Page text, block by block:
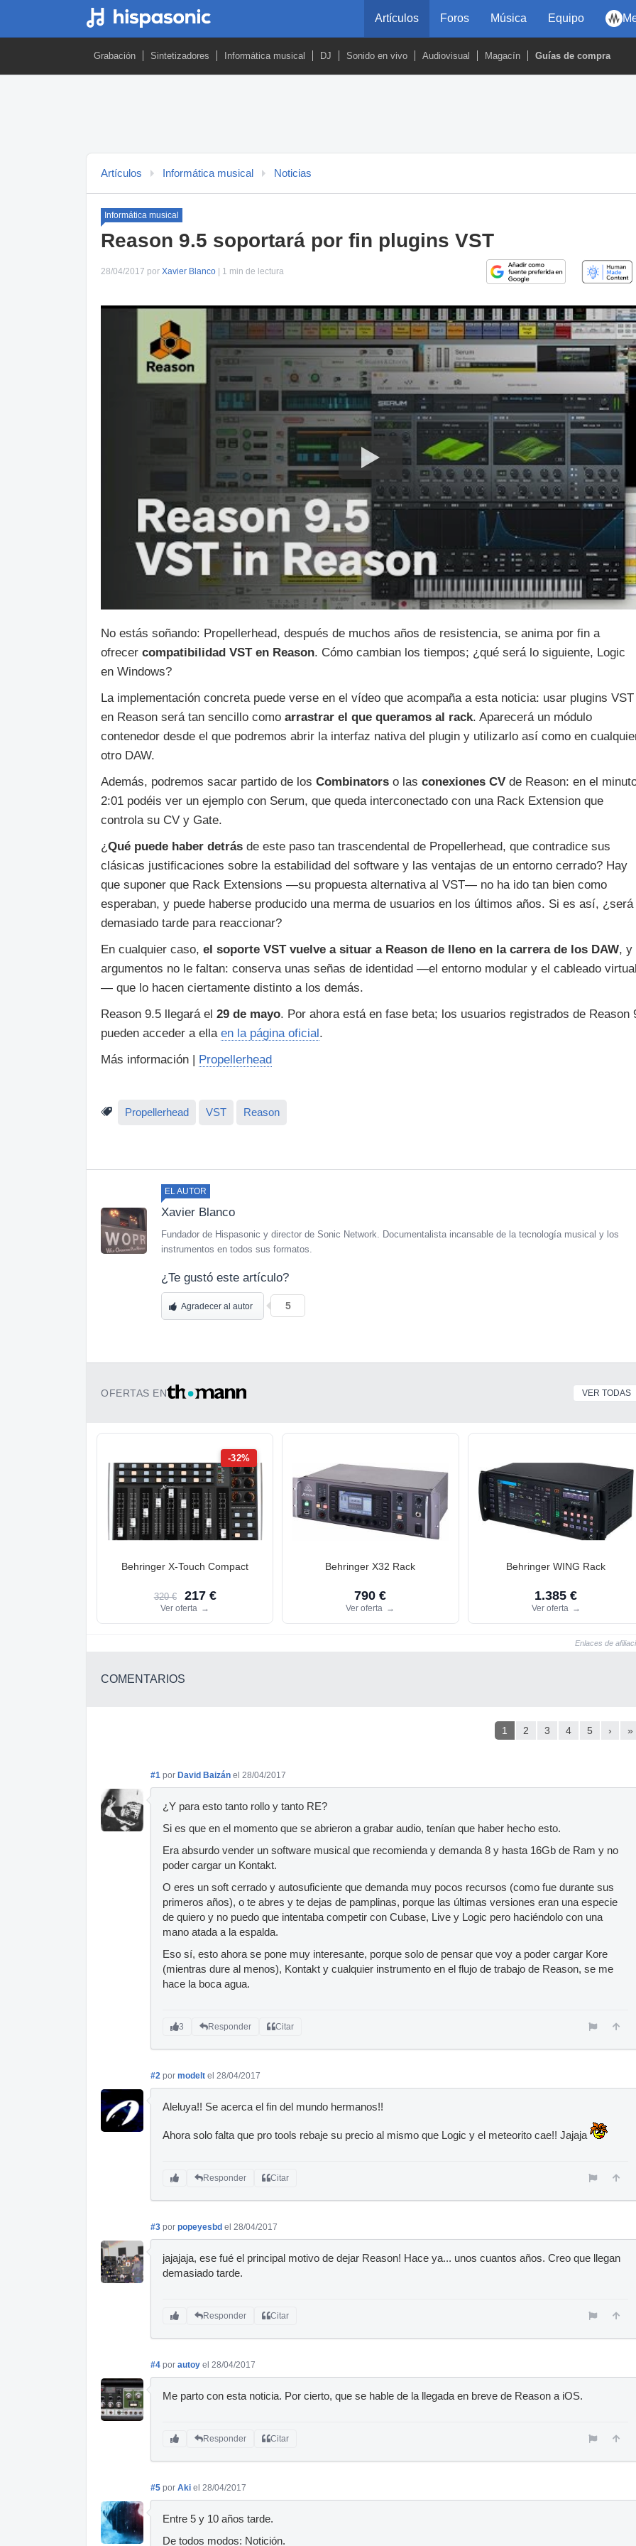
Artículos Foros Música Equipo
Grabación Sintetizadores Informática musical DJ Sonido en vivo Audiovisual Magacín Guías de compra
Artículos Informática musical Noticias
Informática musical
Reason 9.5 soportará por fin plugins VST
28/04/2017 por Xavier Blanco | 1 min de lectura
No estás soñando: Propellerhead, después de muchos años de resistencia, se anima por fin a
ofrecer compatibilidad VST en Reason. Cómo cambian los tiempos; ¿qué será lo siguiente, Logic
en Windows?
La implementación concreta puede verse en el vídeo que acompaña a esta noticia: usar plugins VST
en Reason será tan sencillo como arrastrar el que queramos al rack. Aparecerá un módulo
contenedor desde el que podremos abrir la interfaz nativa del plugin y utilizarlo así como en
otro DAW.
Además, podremos sacar partido de los Combinators o las conexiones CV de Reason: en el
2:01 podéis ver un ejemplo con Serum, que queda interconectado con una Rack Extension que
controla su CV y Gate.
¿Qué puede haber detrás de este paso tan trascendental de Propellerhead, que contradice sus
clásicas justificaciones sobre la estabilidad del software y las ventajas de un entorno cerrado? Hay
que suponer que Rack Extensions —su propuesta alternativa al VST— no ha ido tan bien como
esperaban, y puede haberse producido una merma de usuarios en los últimos años. Si es así, ¿será
demasiado tarde para reaccionar?
En cualquier caso, el soporte VST vuelve a situar a Reason de lleno en la carrera de los DAW, y
argumentos no le faltan: conserva unas señas de identidad —el entorno modular y el cableado
— que lo hacen ciertamente distinto a los demás.
Reason 9.5 llegará el 29 de mayo. Por ahora está en fase beta; los usuarios registrados de Reason
pueden acceder a ella en la página oficial.
Más información | Propellerhead
Propellerhead VST Reason
EL AUTOR
Xavier Blanco
Fundador de Hispasonic y director de Sonic Network. Documentalista incansable de la tecnología musical y los
instrumentos en todos sus formatos.
¿Te gustó este artículo?
Agradecer al autor 5
OFERTAS EN VER TODAS
-32%
Behringer X-Touch Compact
320 € 217 €
Ver oferta →
Behringer X32 Rack
790 €
Ver oferta →
Behringer WING Rack
1.385 €
Ver oferta →
Enlaces de
COMENTARIOS
1 2 3 4 5 › »
#1 por David Baizán el 28/04/2017
¿Y para esto tanto rollo y tanto RE?
Si es que en el momento que se abrieron a grabar audio, tenían que haber hecho esto.
Era absurdo vender un software musical que recomienda y demanda 8 y hasta 16Gb de Ram y no
poder cargar un Kontakt.
O eres un soft cerrado y autosuficiente que demanda muy pocos recursos (como fue durante sus
primeros años), o te abres y te dejas de pamplinas, porque las últimas versiones eran una especie
de quiero y no puedo que intentaba competir con Cubase, Live y Logic pero haciéndolo con una
mano atada a la espalda.
Eso sí, esto ahora se pone muy interesante, porque solo de pensar que voy a poder cargar Kore
(mientras dure al menos), Kontakt y cualquier instrumento en el flujo de trabajo de Reason, se me
hace la boca agua.
3 Responder Citar
#2 por modelt el 28/04/2017
Aleluya!! Se acerca el fin del mundo hermanos!!
Ahora solo falta que pro tools rebaje su precio al mismo que Logic y el meteorito cae!! Jajaja
Responder Citar
#3 por popeyesbd el 28/04/2017
jajajaja, ese fué el principal motivo de dejar Reason! Hace ya... unos cuantos años. Creo que llegan
demasiado tarde.
Responder Citar
#4 por autoy el 28/04/2017
Me parto con esta noticia. Por cierto, que se hable de la llegada en breve de Reason a iOS.
Responder Citar
#5 por Aki el 28/04/2017
Entre 5 y 10 años tarde.
De todos modos: Notición.